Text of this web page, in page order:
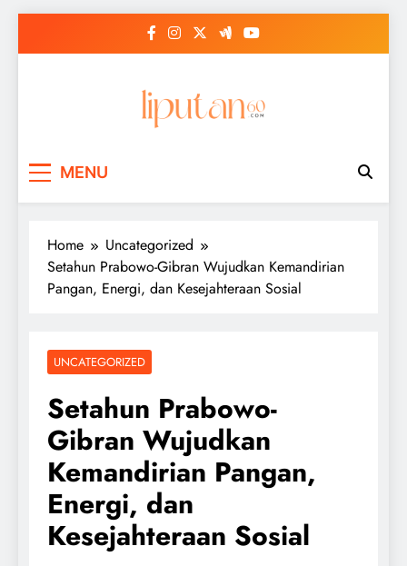
MENU
Home
Uncategorized
Setahun Prabowo-Gibran Wujudkan Kemandirian
Pangan, Energi, dan Kesejahteraan Sosial
UNCATEGORIZED
Setahun Prabowo-
Gibran Wujudkan
Kemandirian Pangan,
Energi, dan
Kesejahteraan Sosial